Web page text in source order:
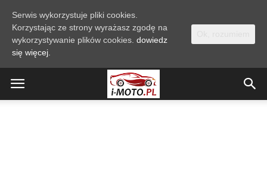
Serwis wykorzystuje pliki cookies.
Korzystając ze strony wyrażasz zgodę na
wykorzystywanie plików cookies. dowiedz
się więcej.